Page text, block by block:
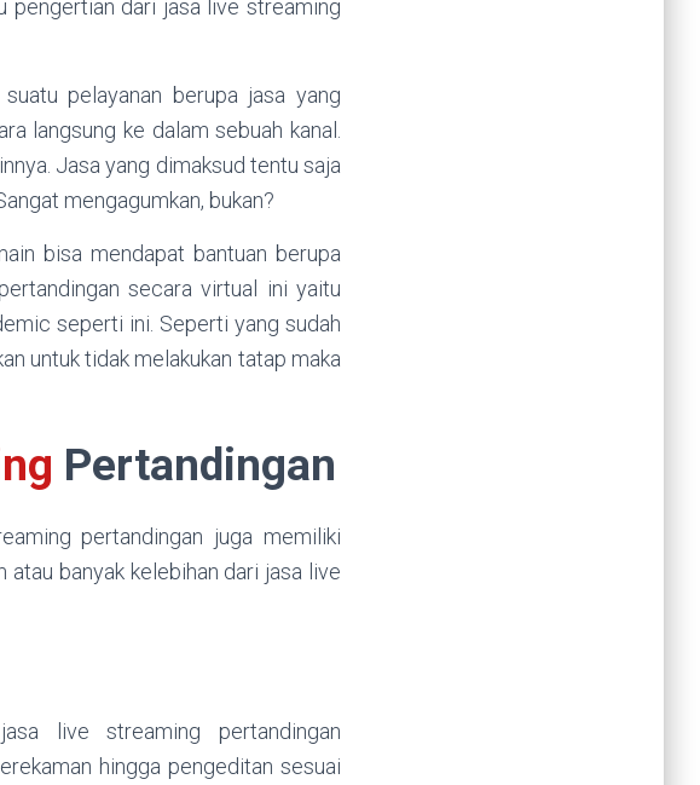
pengertian dari jasa live streaming
pelayanan berupa jasa yang
langsung ke dalam sebuah kanal.
Jasa yang dimaksud tentu saja
mengagumkan, bukan?
bisa mendapat bantuan berupa
secara virtual ini yaitu
seperti ini. Seperti yang sudah
untuk tidak melakukan tatap maka
Pertandingan
pertandingan juga memiliki
atau banyak kelebihan dari jasa live
live streaming pertandingan
hingga pengeditan sesuai